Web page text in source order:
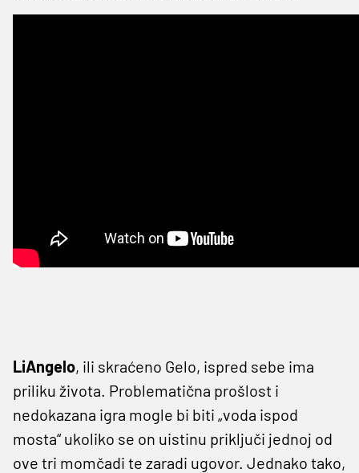
LiAngelo, ili skraćeno Gelo, ispred sebe ima
priliku života. Problematična prošlost i
nedokazana igra mogle bi biti „voda ispod
mosta“ ukoliko se on uistinu priključi jednoj od
ove tri momčadi te zaradi ugovor. Jednako tako,